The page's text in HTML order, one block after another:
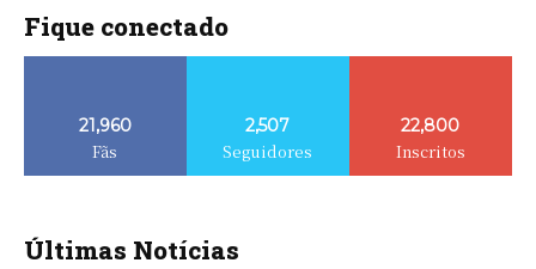
Fique conectado
21,960
Fãs
2,507
Seguidores
22,800
Inscritos
Últimas Notícias